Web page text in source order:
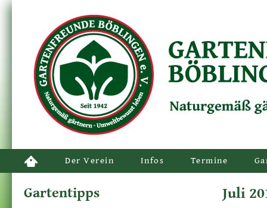
Der Verein Infos Termine
Juli
Gartentipps